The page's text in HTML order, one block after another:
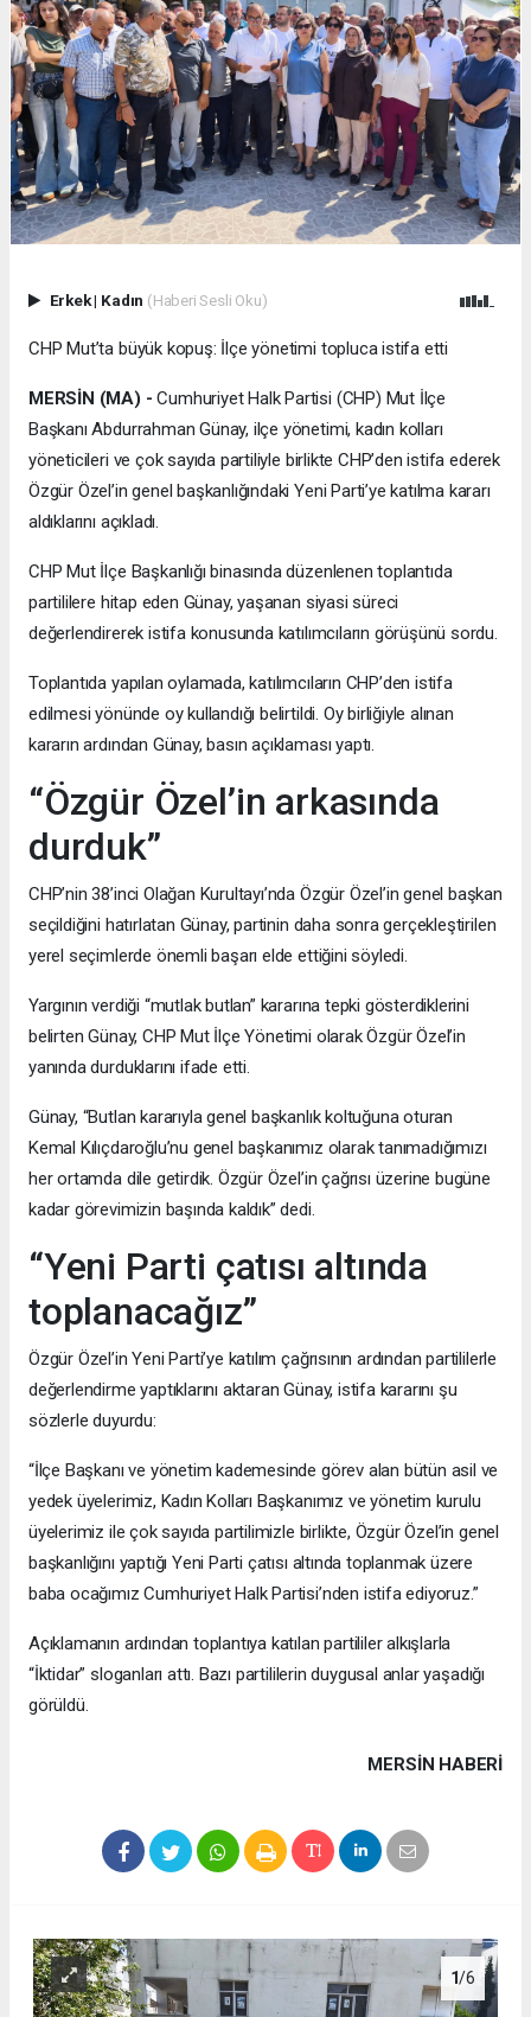
Erkek| Kadın (Haberi Sesli Oku)
CHP Mut’ta büyük kopuş: İlçe yönetimi topluca istifa etti
MERSİN (MA) - Cumhuriyet Halk Partisi (CHP) Mut İlçe
Başkanı Abdurrahman Günay, ilçe yönetimi, kadın kolları
yöneticileri ve çok sayıda partiliyle birlikte CHP’den istifa ederek
Özgür Özel’in genel başkanlığındaki Yeni Parti’ye katılma kararı
aldıklarını açıkladı.
CHP Mut İlçe Başkanlığı binasında düzenlenen toplantıda
partililere hitap eden Günay, yaşanan siyasi süreci
değerlendirerek istifa konusunda katılımcıların görüşünü sordu.
Toplantıda yapılan oylamada, katılımcıların CHP’den istifa
edilmesi yönünde oy kullandığı belirtildi. Oy birliğiyle alınan
kararın ardından Günay, basın açıklaması yaptı.
“Özgür Özel’in arkasında
durduk”
CHP’nin 38’inci Olağan Kurultayı’nda Özgür Özel’in genel başkan
seçildiğini hatırlatan Günay, partinin daha sonra gerçekleştirilen
yerel seçimlerde önemli başarı elde ettiğini söyledi.
Yargının verdiği “mutlak butlan” kararına tepki gösterdiklerini
belirten Günay, CHP Mut İlçe Yönetimi olarak Özgür Özel’in
yanında durduklarını ifade etti.
Günay, “Butlan kararıyla genel başkanlık koltuğuna oturan
Kemal Kılıçdaroğlu’nu genel başkanımız olarak tanımadığımızı
her ortamda dile getirdik. Özgür Özel’in çağrısı üzerine bugüne
kadar görevimizin başında kaldık” dedi.
“Yeni Parti çatısı altında
toplanacağız”
Özgür Özel’in Yeni Parti’ye katılım çağrısının ardından partililerle
değerlendirme yaptıklarını aktaran Günay, istifa kararını şu
sözlerle duyurdu:
“İlçe Başkanı ve yönetim kademesinde görev alan bütün asil ve
yedek üyelerimiz, Kadın Kolları Başkanımız ve yönetim kurulu
üyelerimiz ile çok sayıda partilimizle birlikte, Özgür Özel’in genel
başkanlığını yaptığı Yeni Parti çatısı altında toplanmak üzere
baba ocağımız Cumhuriyet Halk Partisi’nden istifa ediyoruz.”
Açıklamanın ardından toplantıya katılan partililer alkışlarla
“İktidar” sloganları attı. Bazı partililerin duygusal anlar yaşadığı
görüldü.
MERSIN HABERİ
1/6